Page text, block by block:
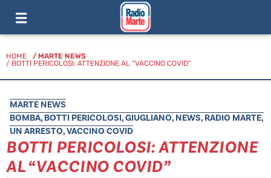
HOME / MARTE NEWS
/ BOTTI PERICOLOSI: ATTENZIONE AL “VACCINO COVID”
MARTE NEWS
BOMBA, BOTTI PERICOLOSI,GIUGLIANO, NEWS, RADIO MARTE,
UN ARRESTO,VACCINO COVID
BOTTI PERICOLOSI: ATTENZIONE
AL “VACCINO COVID”